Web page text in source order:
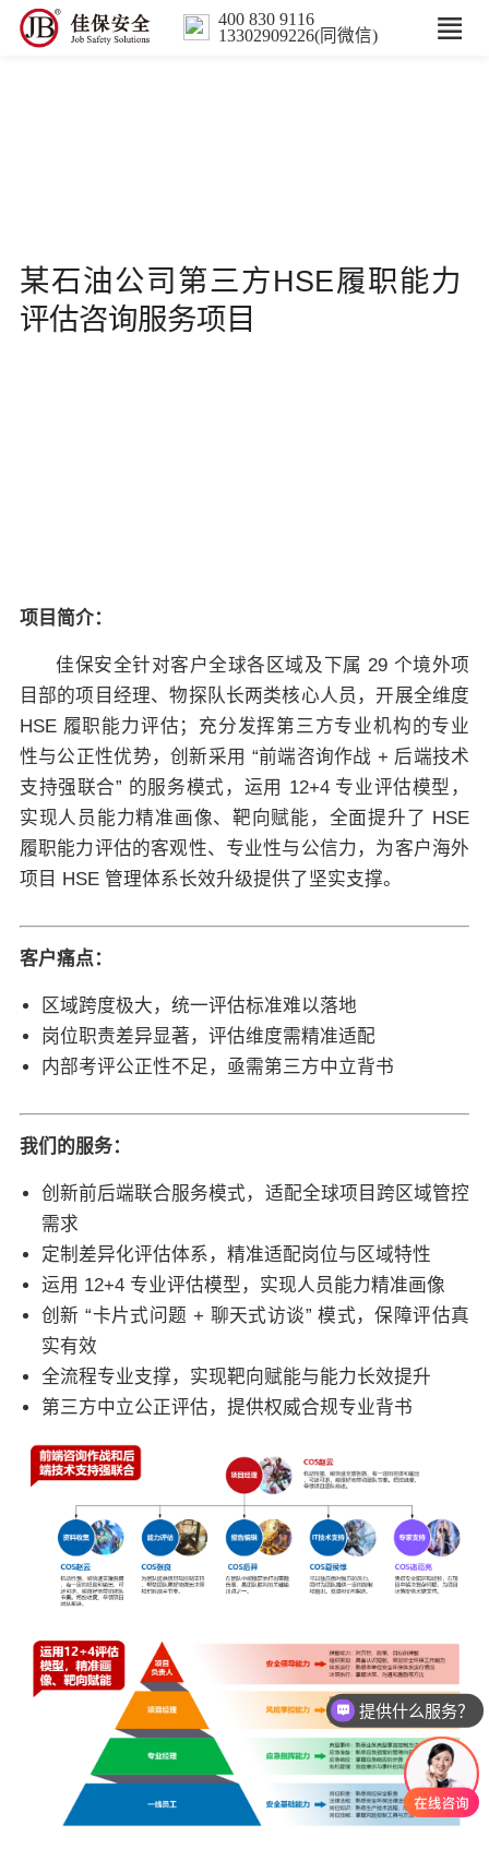
400 830 9116
13302909226(同微信)
行业案例
培训
某石油公司第三方HSE履职能力
评估咨询服务项目
项目简介：
佳保安全针对客户全球各区域及下属 29 个境外项
目部的项目经理、物探队长两类核心人员，开展全维度
HSE 履职能力评估；充分发挥第三方专业机构的专业
性与公正性优势，创新采用 “前端咨询作战 + 后端技术
支持强联合” 的服务模式，运用 12+4 专业评估模型，
实现人员能力精准画像、靶向赋能，全面提升了 HSE
履职能力评估的客观性、专业性与公信力，为客户海外
项目 HSE 管理体系长效升级提供了坚实支撑。
客户痛点：
区域跨度极大，统一评估标准难以落地
岗位职责差异显著，评估维度需精准适配
内部考评公正性不足，亟需第三方中立背书
我们的服务：
创新前后端联合服务模式，适配全球项目跨区域管控
需求
定制差异化评估体系，精准适配岗位与区域特性
运用 12+4 专业评估模型，实现人员能力精准画像
创新 “卡片式问题 + 聊天式访谈” 模式，保障评估真
实有效
全流程专业支撑，实现靶向赋能与能力长效提升
第三方中立公正评估，提供权威合规专业背书
提供什么服务？